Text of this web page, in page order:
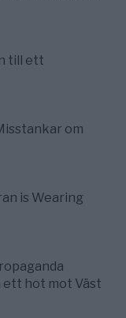
till ett
om
is Wearing
ett hot mot Väst